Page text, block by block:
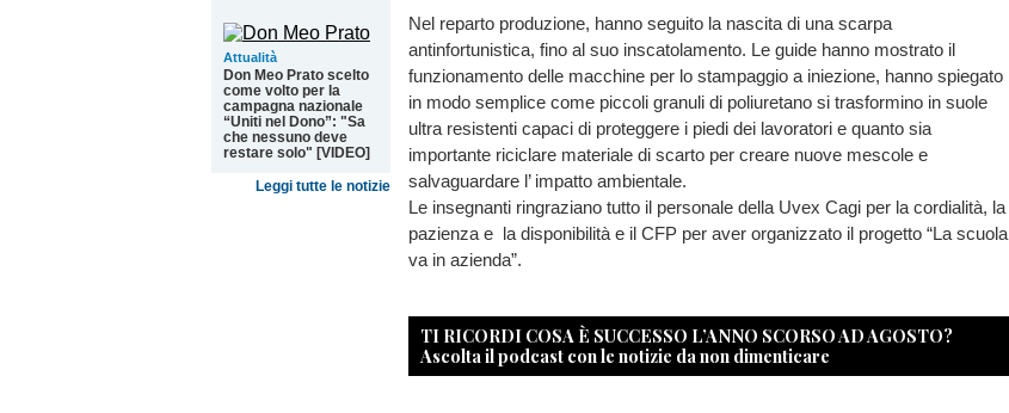
Attualità
Don Meo Prato scelto
come volto per la
campagna nazionale
“Uniti nel Dono”: "Sa
che nessuno deve
restare solo" [VIDEO]
Leggi tutte le notizie
Nel reparto produzione, hanno seguito la nascita di una scarpa
antinfortunistica, fino al suo inscatolamento. Le guide hanno mostrato il
funzionamento delle macchine per lo stampaggio a iniezione, hanno spiegato
in modo semplice come piccoli granuli di poliuretano si trasformino in suole
ultra resistenti capaci di proteggere i piedi dei lavoratori e quanto sia
importante riciclare materiale di scarto per creare nuove mescole e
salvaguardare l’ impatto ambientale.
Le insegnanti ringraziano tutto il personale della Uvex Cagi per la cordialità, la
pazienza e la disponibilità e il CFP per aver organizzato il progetto “La scuola
va in azienda”.
TI RICORDI COSA È SUCCESSO L’ANNO SCORSO AD AGOSTO?
Ascolta il podcast con le notizie da non dimenticare